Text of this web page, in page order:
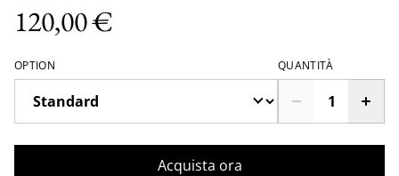
120,00 €
OPTION QUANTITÀ
Acquista ora